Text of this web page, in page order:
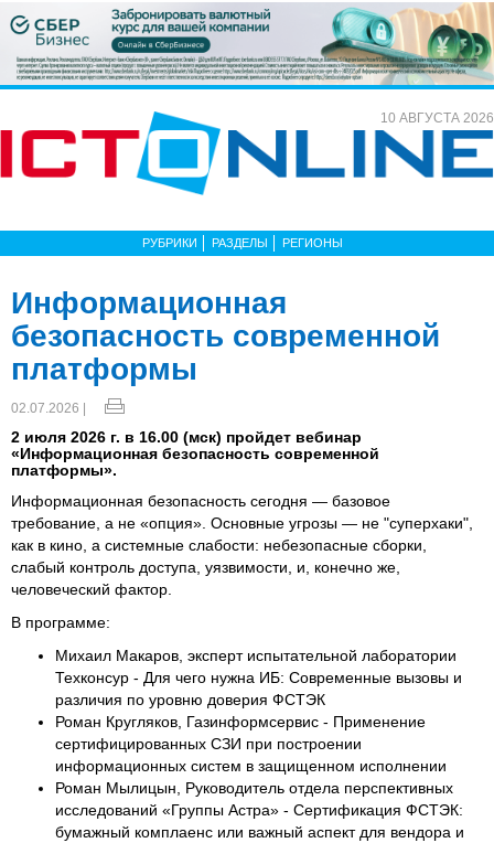
10 АВГУСТА 2026
РУБРИКИ РАЗДЕЛЫ РЕГИОНЫ
Информационная
безопасность современной
платформы
02.07.2026 |
2 июля 2026 г. в 16.00 (мск) пройдет вебинар
«Информационная безопасность современной
платформы».
Информационная безопасность сегодня — базовое
требование, а не «опция». Основные угрозы — не "суперхаки",
как в кино, а системные слабости: небезопасные сборки,
слабый контроль доступа, уязвимости, и, конечно же,
человеческий фактор.
В программе:
Михаил Макаров, эксперт испытательной лаборатории
Техконсур - Для чего нужна ИБ: Современные вызовы и
различия по уровню доверия ФСТЭК
Роман Кругляков, Газинформсервис - Применение
сертифицированных СЗИ при построении
информационных систем в защищенном исполнении
Роман Мылицын, Руководитель отдела перспективных
исследований «Группы Астра» - Сертификация ФСТЭК:
бумажный комплаенс или важный аспект для вендора и